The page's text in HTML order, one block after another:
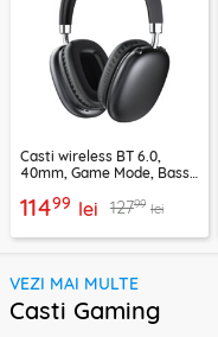
Casti wireless BT 6.0,
40mm, Game Mode, Bass
11499 lei 12799 lei
VEZI MAI MULTE
Casti Gaming